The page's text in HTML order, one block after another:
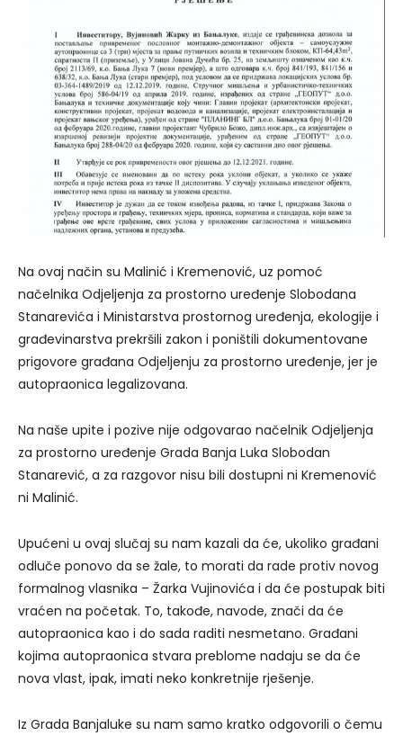
Na ovaj način su Malinić i Kremenović, uz pomoć
načelnika Odjeljenja za prostorno uređenje Slobodana
Stanarevića i Ministarstva prostornog uređenja, ekologije i
građevinarstva prekršili zakon i poništili dokumentovane
prigovore građana Odjeljenju za prostorno uređenje, jer je
autopraonica legalizovana.
Na naše upite i pozive nije odgovarao načelnik Odjeljenja
za prostorno uređenje Grada Banja Luka Slobodan
Stanarević, a za razgovor nisu bili dostupni ni Kremenović
ni Malinić.
Upućeni u ovaj slučaj su nam kazali da će, ukoliko građani
odluče ponovo da se žale, to morati da rade protiv novog
formalnog vlasnika – Žarka Vujinovića i da će postupak biti
vraćen na početak. To, takođe, navode, znači da će
autopraonica kao i do sada raditi nesmetano. Građani
kojima autopraonica stvara preblome nadaju se da će
nova vlast, ipak, imati neko konkretnije rješenje.
Iz Grada Banjaluke su nam samo kratko odgovorili o čemu